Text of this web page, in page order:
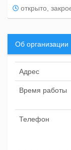
открыто,
Об организации
Адрес
Время работы
Телефон